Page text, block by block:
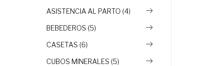
ASISTENCIA AL PARTO (4)
BEBEDEROS (5)
CASETAS (6)
CUBOS MINERALES (5)